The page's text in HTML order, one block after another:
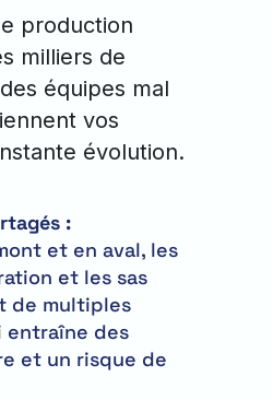
production
milliers de
équipes mal
vos
évolution.
:
et en aval, les
et les sas
de multiples
entraîne des
et un risque de